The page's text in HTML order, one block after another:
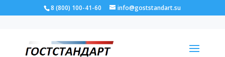
8 (800) 100-41-60 info@goststandart.su